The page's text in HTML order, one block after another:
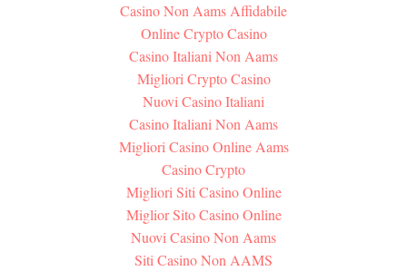
Casino Non Aams Affidabile
Online Crypto Casino
Casino Italiani Non Aams
Migliori Crypto Casino
Nuovi Casino Italiani
Casino Italiani Non Aams
Migliori Casino Online Aams
Casino Crypto
Migliori Siti Casino Online
Miglior Sito Casino Online
Nuovi Casino Non Aams
Siti Casino Non AAMS